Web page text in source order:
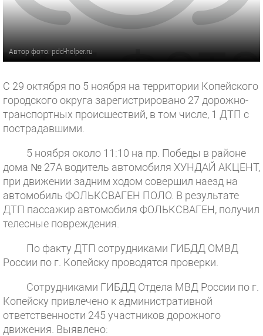
Автор фото: pdd-helper.ru
С 29 октября по 5 ноября на территории Копейского
городского округа зарегистрировано 27 дорожно-
транспортных происшествий, в том числе, 1 ДТП с
пострадавшими.
5 ноября около 11:10 на пр. Победы в районе
дома № 27А водитель автомобиля ХУНДАЙ АКЦЕНТ,
при движении задним ходом совершил наезд на
автомобиль ФОЛЬКСВАГЕН ПОЛО. В результате
ДТП пассажир автомобиля ФОЛЬКСВАГЕН, получил
телесные повреждения.
По факту ДТП сотрудниками ГИБДД ОМВД
России по г. Копейску проводятся проверки.
Сотрудниками ГИБДД Отдела МВД России по г.
Копейску привлечено к административной
ответственности 245 участников дорожного
движения. Выявлено: